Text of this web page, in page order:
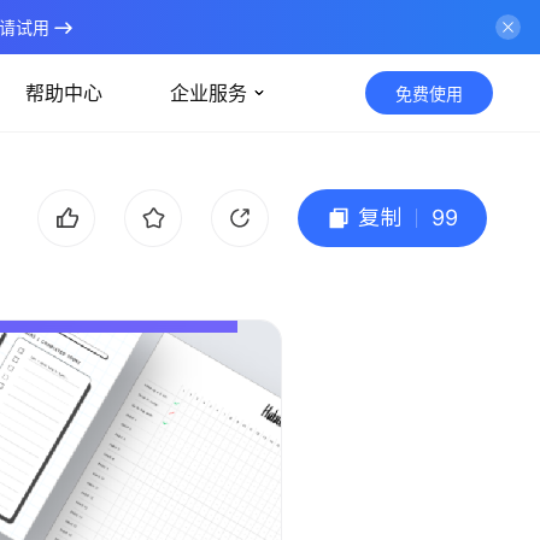
试用
帮助中心 企业服务 免费使用
复制 99